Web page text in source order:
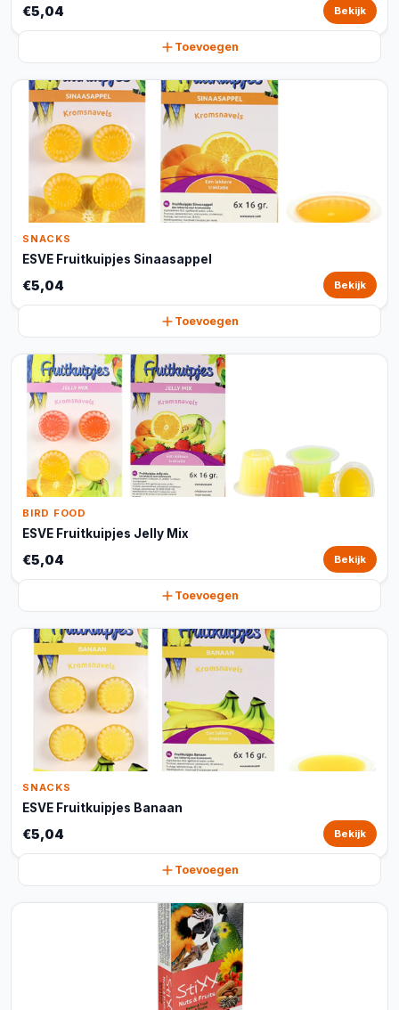
€5,04 Bekijk
Toevoegen
SNACKS
ESVE Fruitkuipjes Sinaasappel
€5,04 Bekijk
Toevoegen
BIRD FOOD
ESVE Fruitkuipjes Jelly Mix
€5,04 Bekijk
Toevoegen
SNACKS
ESVE Fruitkuipjes Banaan
€5,04 Bekijk
Toevoegen